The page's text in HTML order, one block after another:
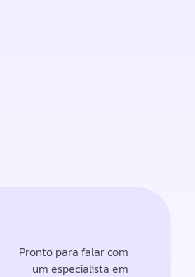
Pronto para falar com
um especialista em